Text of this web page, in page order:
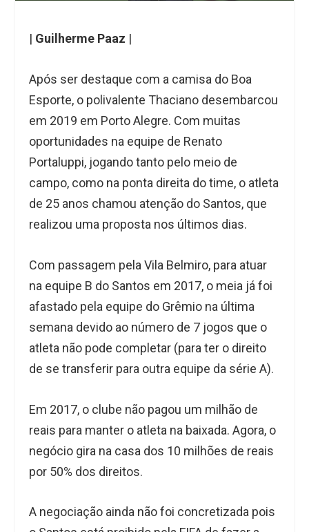
| Guilherme Paaz |
Após ser destaque com a camisa do Boa
Esporte, o polivalente Thaciano desembarcou
em 2019 em Porto Alegre. Com muitas
oportunidades na equipe de Renato
Portaluppi, jogando tanto pelo meio de
campo, como na ponta direita do time, o atleta
de 25 anos chamou atenção do Santos, que
realizou uma proposta nos últimos dias.
Com passagem pela Vila Belmiro, para atuar
na equipe B do Santos em 2017, o meia já foi
afastado pela equipe do Grêmio na última
semana devido ao número de 7 jogos que o
atleta não pode completar (para ter o direito
de se transferir para outra equipe da série A).
Em 2017, o clube não pagou um milhão de
reais para manter o atleta na baixada. Agora, o
negócio gira na casa dos 10 milhões de reais
por 50% dos direitos.
A negociação ainda não foi concretizada pois